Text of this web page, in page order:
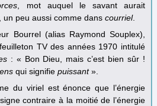
, mot auquel le savant aurait
un peu aussi comme dans courriel.
Bourrel (alias Raymond Souplex),
TV des années 1970 intitulé
: « Bon Dieu, mais c’est bien sûr !
qui signifie puissant».
du viriel est énonce que l’énergie
contraire à la moitié de l’énergie